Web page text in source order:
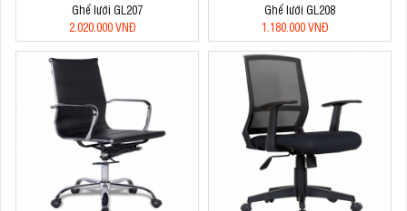
Ghế lưới GL207
2.020.000 VNĐ
Ghế lưới GL208
1.180.000 VNĐ